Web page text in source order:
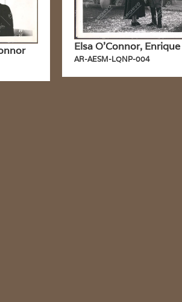
Elsa O’Connor,
AR-AESM-LQNP-004